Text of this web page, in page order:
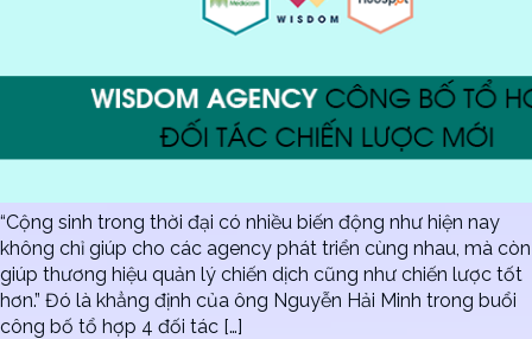
“Cộng sinh trong thời đại có nhiều biến động như hiện nay
không chỉ giúp cho các agency phát triển cùng nhau, mà còn
giúp thương hiệu quản lý chiến dịch cũng như chiến lược tốt
hơn.” Đó là khẳng định của ông Nguyễn Hải Minh trong buổi
công bố tổ hợp 4 đối tác […]